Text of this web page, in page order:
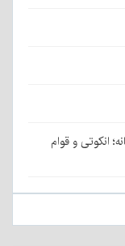
انکوتی و قوام